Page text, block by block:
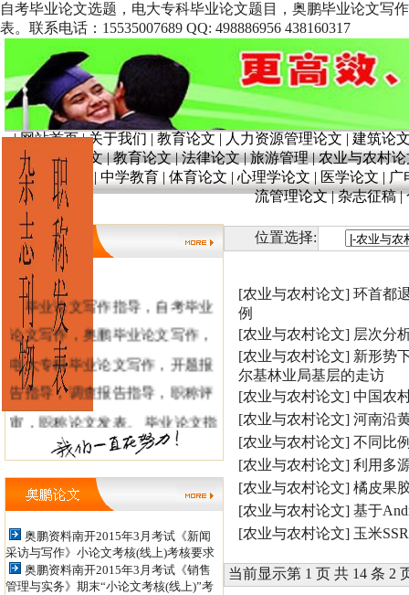
自考毕业论文选题，电大专科毕业论文题目，奥鹏毕业论文写
表。联系电话：15535007689 QQ: 498886956 438160317
|网站首页|关于我们 | 教育论文 | 人力资源管理论文 | 建筑论
文
奥鹏论文|教育论文|法律论文|旅游管理|农业与农村论
育|学前教育 | 中学教育 | 体育论文 | 心理学论文 | 医学论文 | 广
流管理论文|杂志征稿|
毕业论文写作指导，自考毕业
论文写作，奥鹏毕业论文写作，
电大专科毕业论文写作，开题报
告指导，调查报告指导，职称评
审，职称论文发表。 毕业论文指
导QQ: 498886956 ，438160317信
箱：tianshanxiezuo@126.com 职
称论文发表QQ: 979934524，
852398450 投稿信箱：
jiaoshizhijia888@126.com
奥鹏资料南开2015年3月考试《新闻
采访与写作》小论文考核(线上)考核要求
奥鹏资料南开2015年3月考试《销售
管理与实务》期末“小论文考核(线上)”考
位置选择:
[农业与农村论文] 环首都
例
[农业与农村论文] 层次分
[农业与农村论文] 新形势
尔基林业局基层的走访
[农业与农村论文] 中国农
[农业与农村论文] 河南沿
[农业与农村论文] 不同比
[农业与农村论文] 利用多
[农业与农村论文] 橘皮果
[农业与农村论文] 基于
[农业与农村论文] 玉米
当前显示第 1 页 共 14 条 2